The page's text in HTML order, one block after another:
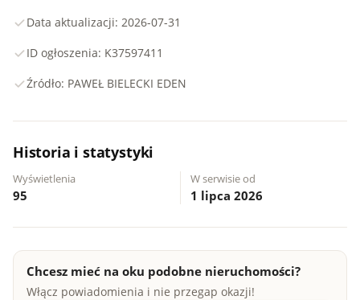
Data aktualizacji: 2026-07-31
ID ogłoszenia: K37597411
Źródło: PAWEŁ BIELECKI EDEN
Historia i statystyki
Wyświetlenia
95
W serwisie od
1 lipca 2026
Chcesz mieć na oku podobne nieruchomości?
Włącz powiadomienia i nie przegap okazji!